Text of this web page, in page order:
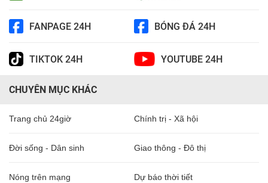
FANPAGE 24H BÓNG ĐÁ 24H
TIKTOK 24H YOUTUBE 24H
CHUYÊN MỤC KHÁC
Trang chủ 24giờ Chính trị - Xã hội
Đời sống - Dân sinh Giao thông - Đô thị
Nóng trên mạng Dự báo thời tiết